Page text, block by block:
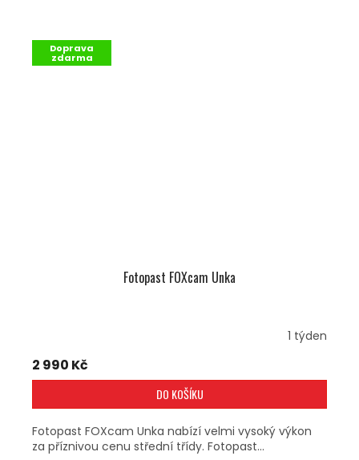
Doprava
zdarma
Fotopast FOXcam Unka
1 týden
2 990 Kč
DO KOŠÍKU
Fotopast FOXcam Unka nabízí velmi vysoký výkon
za příznivou cenu střední třídy. Fotopast...